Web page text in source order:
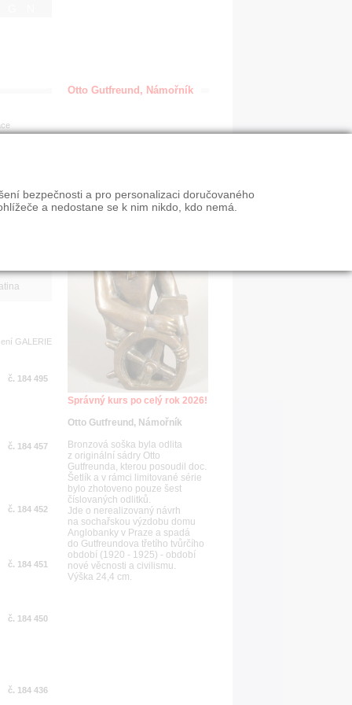
slevy
GALERIE
č. 184 495
č. 184 457
č. 184 452
č. 184 451
č. 184 450
č. 184 436
Otto Gutfreund, Námořník
Správný kurs po celý rok 2026!
Otto Gutfreund, Námořník
Bronzová soška byla odlita
z originální sádry Otto
Gutfreunda, kterou posoudil doc.
Šetlík a v rámci limitované série
bylo zhotoveno pouze šest
číslovaných odlitků.
Jde o nerealizovaný návrh
na sochařskou výzdobu domu
Anglobanky v Praze a spadá
do Gutfreundova třetího tvůrčího
období (1920 - 1925) - období
nové věcnosti a civilismu.
Výška 24,4 cm.
bezpečnosti a pro personalizaci doručovaného
a nedostane se k nim nikdo, kdo nemá.